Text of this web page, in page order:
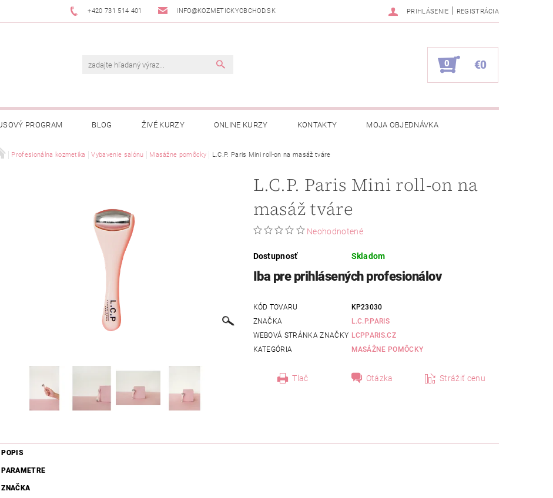
+420 731 514 401 INFO@KOZMETICKYOBCHOD.SK PRIHLÁSENIE | REGISTRÁCIA
0 €0
PROGRAM BLOG ŽIVÉ KURZY ONLINE KURZY KONTAKTY MOJA OBJEDNÁVKA
Profesionálna kozmetika Vybavenie salónu Masážne pomôcky L.C.P. Paris Mini roll-on na masáž tváre
L.C.P. Paris Mini roll-on na
masáž tváre
Neohodnotené
Dostupnosť Skladom
Iba pre prihlásených profesionálov
KÓD TOVARU
KP23030
ZNAČKA
L.C.P.PARIS
WEBOVÁ STRÁNKA ZNAČKY LCPPARIS.CZ
KATEGÓRIA
MASÁŽNE POMÔCKY
Tlač Otázka Strážiť cenu
POPIS
PARAMETRE
ZNAČKA